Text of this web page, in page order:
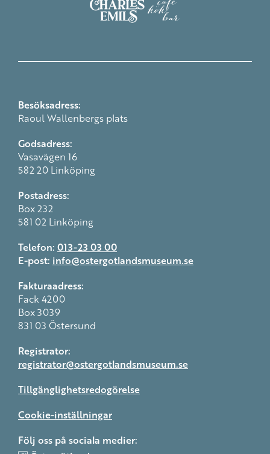
Besöksadress:
Raoul Wallenbergs plats
Godsadress:
Vasavägen 16
582 20 Linköping
Postadress:
Box 232
581 02 Linköping
Telefon: 013-23 03 00
E-post: info@ostergotlandsmuseum.se
Fakturaadress:
Fack 4200
Box 3039
831 03 Östersund
Registrator:
registrator@ostergotlandsmuseum.se
Tillgänglighetsredogörelse
Cookie-inställningar
Följ oss på sociala medier: